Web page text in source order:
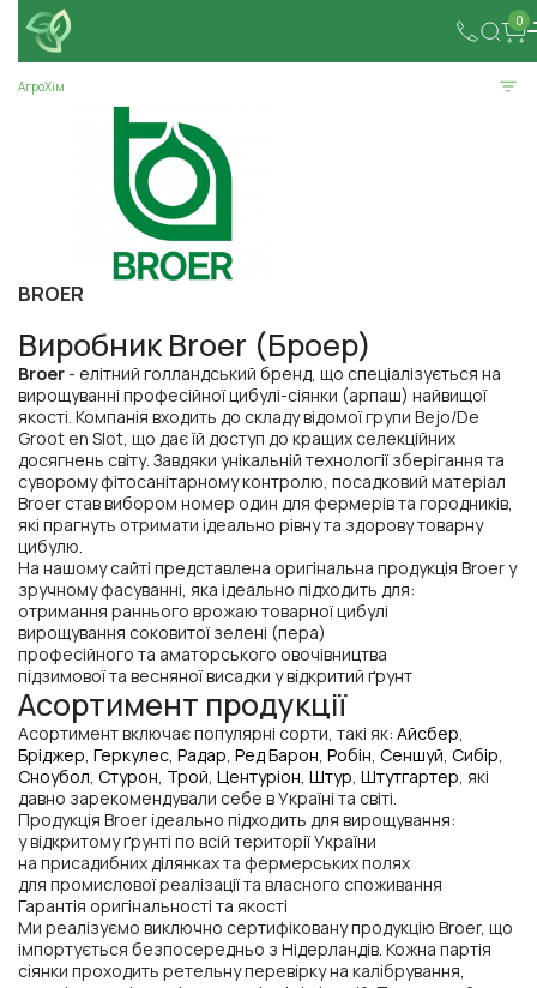
0
АгроХім
BROER
Виробник Broer (Броер)
Broer- елітний голландський бренд, що спеціалізується на
вирощуванні професійної цибулі-сіянки (арпаш) найвищої
якості. Компанія входить до складу відомої групи Bejo/De
Groot en Slot, що дає їй доступ до кращих селекційних
досягнень світу. Завдяки унікальній технології зберігання та
суворому фітосанітарному контролю, посадковий матеріал
Broer став вибором номер один для фермерів та городників,
які прагнуть отримати ідеально рівну та здорову товарну
цибулю.
На нашому сайті представлена оригінальна продукція Broer у
зручному фасуванні, яка ідеально підходить для:
отримання раннього врожаю товарної цибулі
вирощування соковитої зелені (пера)
професійного та аматорського овочівництва
підзимової та весняної висадки у відкритий ґрунт
Асортимент продукції
Асортимент включає популярні сорти, такі як: Айсбер,
Бріджер, Геркулес, Радар, Ред Барон, Робін, Сеншуй, Сибір,
Сноубол, Стурон, Трой, Центуріон, Штур, Штутгартер, які
давно зарекомендували себе в Україні та світі.
Продукція Broer ідеально підходить для вирощування:
у відкритому ґрунті по всій території України
на присадибних ділянках та фермерських полях
для промислової реалізації та власного споживання
Гарантія оригінальності та якості
Ми реалізуємо виключно сертифіковану продукцію Broer, що
імпортується безпосередньо з Нідерландів. Кожна партія
сіянки проходить ретельну перевірку на калібрування,